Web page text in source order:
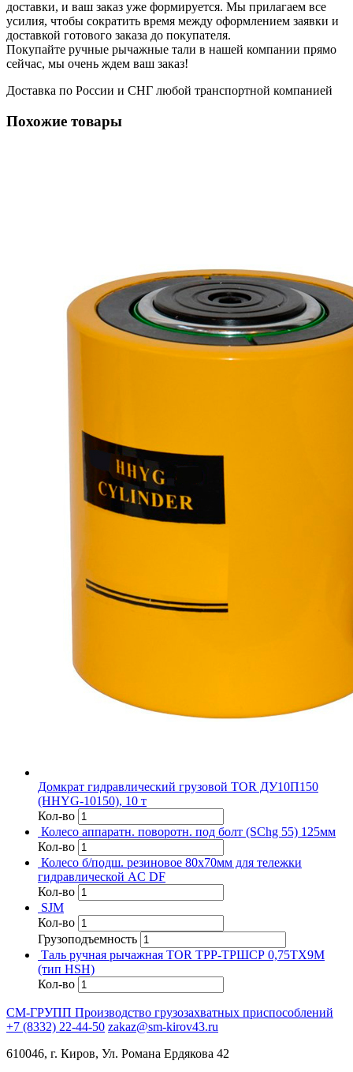
доставки, и ваш заказ уже формируется. Мы прилагаем все
усилия, чтобы сократить время между оформлением заявки и
доставкой готового заказа до покупателя.
Покупайте ручные рычажные тали в нашей компании прямо
сейчас, мы очень ждем ваш заказ!
Доставка по России и СНГ любой транспортной компанией
Похожие товары
Домкрат гидравлический грузовой TOR ДУ10П150
(HHYG-10150), 10 т
Кол-во
Колесо аппаратн. поворотн. под болт (SChg 55) 125мм
Кол-во
Колесо б/подш. резиновое 80х70мм для тележки
гидравлической AC DF
Кол-во
SJM
Кол-во
Грузоподъемность
Таль ручная рычажная TOR ТРР-ТРШСР 0,75ТХ9М
(тип HSH)
Кол-во
СМ-ГРУПП Производство грузозахватных приспособлений
+7 (8332) 22-44-50 zakaz@sm-kirov43.ru
610046, г. Киров, Ул. Романа Ердякова 42